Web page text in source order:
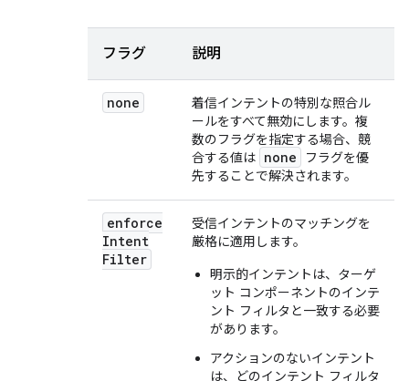
フラグ 説明
none
着信インテントの特別な照合ル
ールをすべて無効にします。複
数のフラグを指定する場合、競
合する値は none
フラグを優
先することで解決されます。
enforce
Intent
Filter
受信インテントのマッチングを
厳格に適用します。
明示的インテントは、ターゲ
ット コンポーネントのインテ
ント フィルタと一致する必要
があります。
アクションのないインテント
は、どのインテント フィルタ